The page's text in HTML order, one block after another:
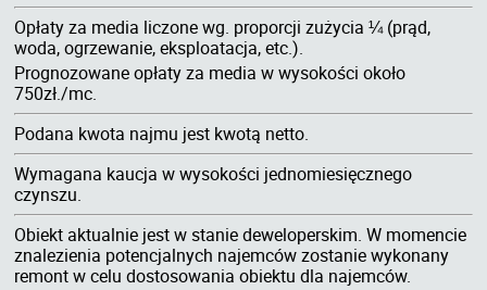
Opłaty za media liczone wg. proporcji zużycia ¼ (prąd,
woda, ogrzewanie, eksploatacja, etc.).
Prognozowane opłaty za media w wysokości około
750zł./mc.
Podana kwota najmu jest kwotą netto.
Wymagana kaucja w wysokości jednomiesięcznego
czynszu.
Obiekt aktualnie jest w stanie deweloperskim. W momencie
znalezienia potencjalnych najemców zostanie wykonany
remont w celu dostosowania obiektu dla najemców.